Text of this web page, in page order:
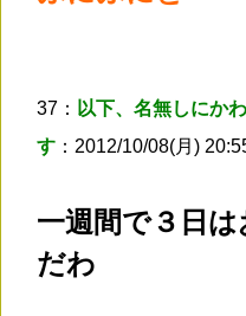
37： 以下、名無しにか
す ：2012/10/08(月)
一週間で３日
だわ